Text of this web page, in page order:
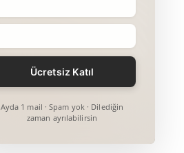
Ayda 1 mail · Spam yok · Dilediğin
zaman ayrılabilirsin